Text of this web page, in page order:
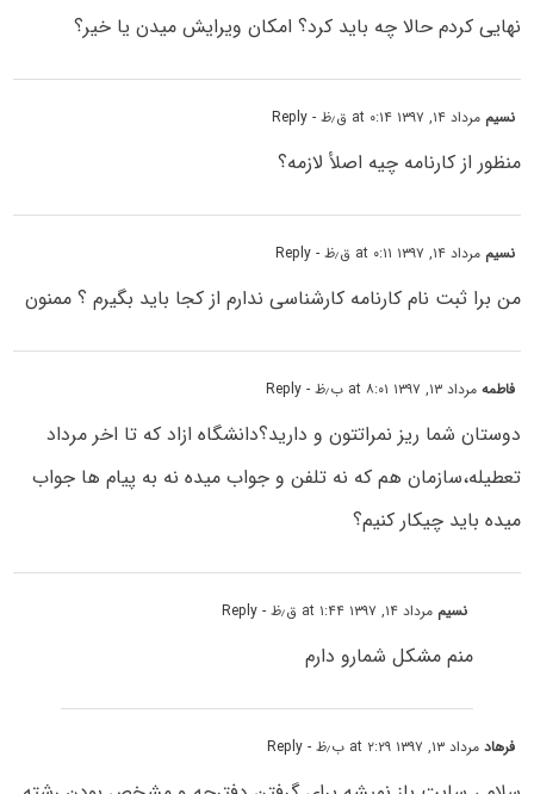
نهایی کردم حالا چه باید کرد؟ امکان ویرایش میدن یا خیر؟
نسیم مرداد ۱۴, ۱۳۹۷ at ۰:۱۴ ق٫ظ - Reply
منظور از کارنامه چیه اصلأ لازمه؟
نسیم مرداد ۱۴, ۱۳۹۷ at ۰:۱۱ ق٫ظ - Reply
من برا ثبت نام کارنامه کارشناسی ندارم از کجا باید بگیرم ؟ ممنون
فاطمهمرداد ۱۳, ۱۳۹۷ at ۸:۰۱ ب٫ظ - Reply
دوستان شما ریز نمراتتون و دارید؟دانشگاه ازاد که تا اخر مرداد
تعطیله،سازمان هم که نه تلفن و جواب میده نه به پیام ها جواب
میده باید چیکار کنیم؟
نسیم مرداد ۱۴, ۱۳۹۷ at ۱:۴۴ ق٫ظ - Reply
منم مشکل شمارو دارم
فرهادمرداد ۱۳, ۱۳۹۷ at ۲:۲۹ ب٫ظ - Reply